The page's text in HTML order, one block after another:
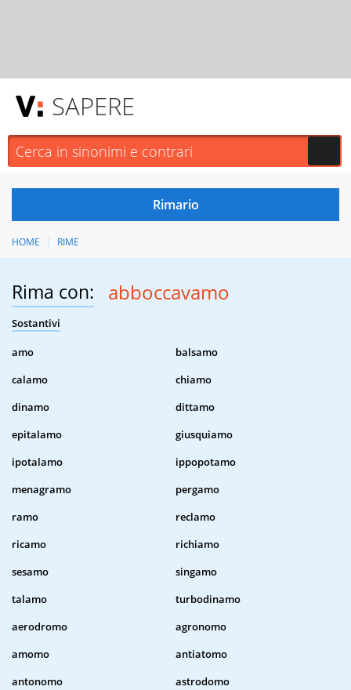
SAPERE
HOME RIME
Rima con: abboccavamo
Sostantivi
amo
balsamo
calamo
chiamo
dinamo
dittamo
epitalamo
giusquiamo
ipotalamo
ippopotamo
menagramo
pergamo
ramo
reclamo
ricamo
richiamo
sesamo
singamo
talamo
turbodinamo
aerodromo
agronomo
amomo
antiatomo
antonomo
astrodomo